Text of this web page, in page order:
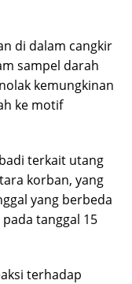
di dalam cangkir
sampel darah
kemungkinan
ke motif
terkait utang
korban, yang
yang berbeda
tanggal 15
terhadap